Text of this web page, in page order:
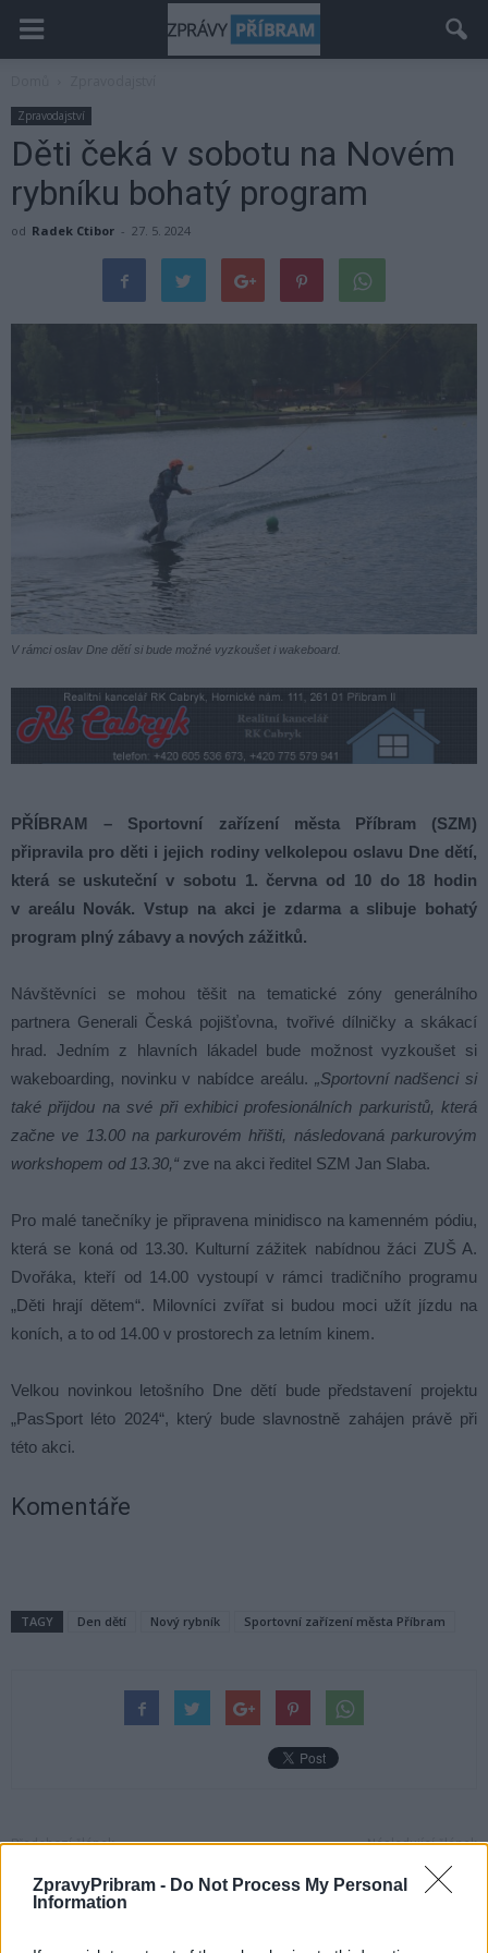
ZpravyPribram - Do Not Process My Personal
Information
Zpravodajství
Děti čeká v sobotu na Novém
rybníku bohatý program
od Radek Ctibor - 27. 5. 2024
V rámci oslav Dne dětí si bude možné vyzkoušet i wakeboard.
PŘÍBRAM – Sportovní zařízení města Příbram (SZM)
připravila pro děti i jejich rodiny velkolepou oslavu Dne dětí,
která se uskuteční v sobotu 1. června od 10 do 18 hodin
v areálu Novák. Vstup na akci je zdarma a slibuje bohatý
program plný zábavy a nových zážitků.
Návštěvníci se mohou těšit na tematické zóny generálního
partnera Generali Česká pojišťovna, tvořivé dílničky a skákací
hrad. Jedním z hlavních lákadel bude možnost vyzkoušet si
wakeboarding, novinku v nabídce areálu. „Sportovní nadšenci si
také přijdou na své při exhibici profesionálních parkuristů, která
začne ve 13.00 na parkurovém hřišti, následovaná parkurovým
workshopem od 13.30,“ zve na akci ředitel SZM Jan Slaba.
Pro malé tanečníky je připravena minidisco na kamenném pódiu,
která se koná od 13.30. Kulturní zážitek nabídnou žáci ZUŠ A.
Dvořáka, kteří od 14.00 vystoupí v rámci tradičního programu
„Děti hrají dětem“. Milovníci zvířat si budou moci užít jízdu na
koních, a to od 14.00 v prostorech za letním kinem.
Velkou novinkou letošního Dne dětí bude představení projektu
„PasSport léto 2024“, který bude slavnostně zahájen právě při
této akci.
Komentáře
TAGY Den dětí Nový rybník Sportovní zařízení města Příbram
Předchozí článek
Výsev divokých luk podél dálnice
D4 Via Salis je v plném proudu
Následující článek
Příjďte diskutovat s hejtmankou
a vedením kraje